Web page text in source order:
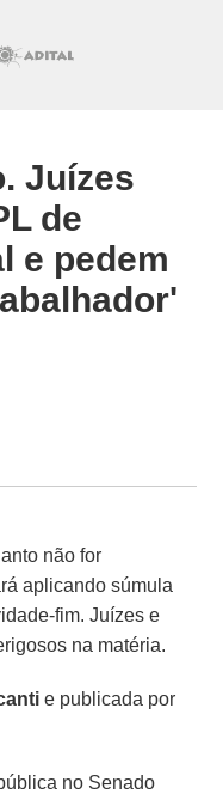
Juízes
de
e pedem
não for
aplicando súmula
fim. Juízes e
na matéria.
e publicada por
no Senado